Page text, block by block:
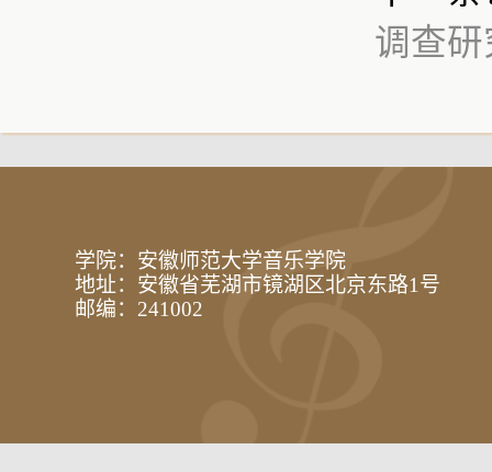
调查
学院：安徽师范大学音乐学院
地址：安徽省芜湖市镜湖区北京东路1号
邮编：241002